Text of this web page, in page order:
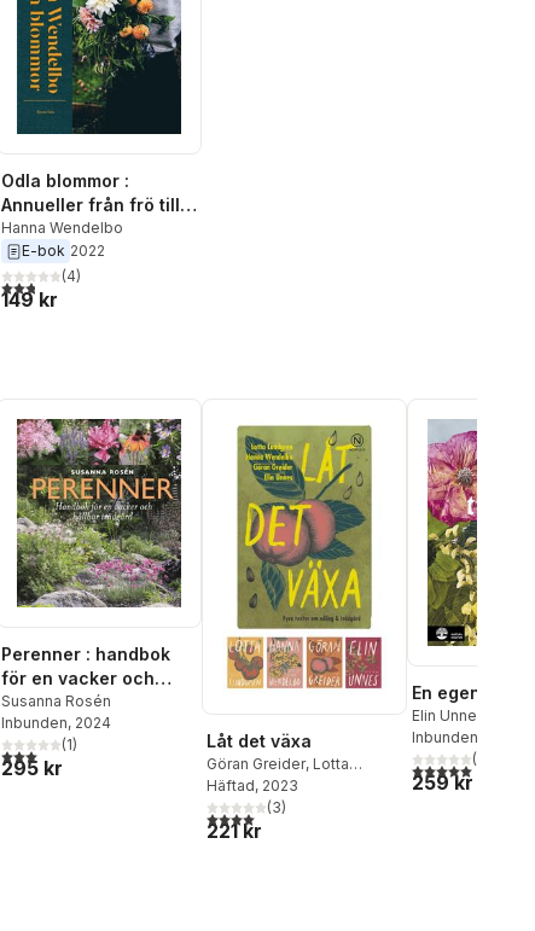
Odla blommor :
Annueller från frö till
bukett
Hanna Wendelbo
E-bok 2022
2,8utav 5 stjärnor. Totalt antal röster:
(4)
149 kr
Perenner : handbok
för en vacker och
hållbar trädgård
Susanna Rosén
Inbunden, 2024
3,0utav 5 stjärnor. Totalt antal röster:
(1)
295 kr
Låt det växa
Göran Greider, Lotta
Lundgren,Elin Unnes
Hanna Wendelbo
Häftad, 2023
4,0utav 5 stjärnor. Totalt antal röster:
(3)
221 kr
En egen
Elin Unnes
Inbunden
5,0utav 5(
259 kr